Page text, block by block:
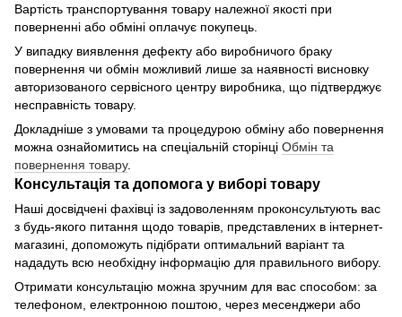
Вартість транспортування товару належної якості при
поверненні або обміні оплачує покупець.
У випадку виявлення дефекту або виробничого браку
повернення чи обмін можливий лише за наявності висновку
авторизованого сервісного центру виробника, що підтверджує
несправність товару.
Докладніше з умовами та процедурою обміну або повернення
можна ознайомитись на спеціальній сторінці Обмін та
повернення товару.
Консультація та допомога у виборі товару
Наші досвідчені фахівці із задоволенням проконсультують вас
з будь-якого питання щодо товарів, представлених в інтернет-
магазині, допоможуть підібрати оптимальний варіант та
нададуть всю необхідну інформацію для правильного вибору.
Отримати консультацію можна зручним для вас способом: за
телефоном, електронною поштою, через месенджери або